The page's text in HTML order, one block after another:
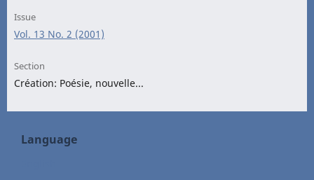
Issue
Vol. 13 No. 2 (2001)
Section
Création: Poésie, nouvelle...
Language